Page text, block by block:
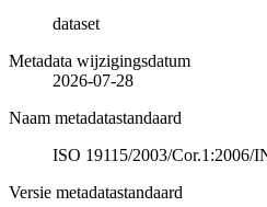
dataset
Metadata wijzigingsdatum
2026-07-28
Naam metadatastandaard
ISO 19115/2003/Cor.1:2006/
Versie metadatastandaard